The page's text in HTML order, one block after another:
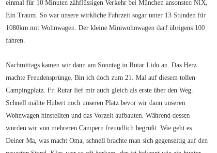
einmal für 10 Minuten zähflüssigen Verkehr bei München ansonsten NIX,
Ein Traum. So war unsere wirkliche Fahrzeit sogar unter 13 Stunden für
1080km mit Wohnwagen. Der kleine Miniwohnwagen darf übrigens 100
fahren.
Nachmittags kamen wir dann am Sonntag in Rutar Lido an. Das Herz
machte Freudensprünge. Bin ich doch zum 21. Mal auf diesem tollen
Campingplatz. Fr. Rutar lief mir auch gleich als erste über den Weg.
Schnell mähte Hubert noch unseren Platz bevor wir dann unseren
Wohnwagen hinstellten und das Vorzelt aufbauten. Während dessen
wurden wir von mehreren Campern freundlich begrüßt. Wie geht es
Deiner Ma, was macht Oma, schnell brachte man sich gegenseitig auf den